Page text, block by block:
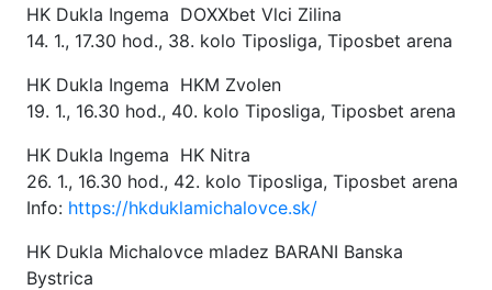
HK Dukla Ingema DOXXbet Vlci Zilina
14. 1., 17.30 hod., 38. kolo Tiposliga, Tiposbet arena
HK Dukla Ingema HKM Zvolen
19. 1., 16.30 hod., 40. kolo Tiposliga, Tiposbet arena
HK Dukla Ingema HK Nitra
26. 1., 16.30 hod., 42. kolo Tiposliga, Tiposbet arena
Info: https://hkduklamichalovce.sk/
HK Dukla Michalovce mladez BARANI Banska
Bystrica